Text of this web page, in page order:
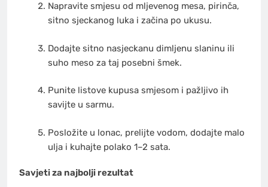
Napravite smjesu od mljevenog mesa, pirinča,
sitno sjeckanog luka i začina po ukusu.
Dodajte sitno nasjeckanu dimljenu slaninu ili
suho meso za taj posebni šmek.
Punite listove kupusa smjesom i pažljivo ih
savijte u sarmu.
Posložite u lonac, prelijte vodom, dodajte malo
ulja i kuhajte polako 1–2 sata.
Savjeti za najbolji rezultat